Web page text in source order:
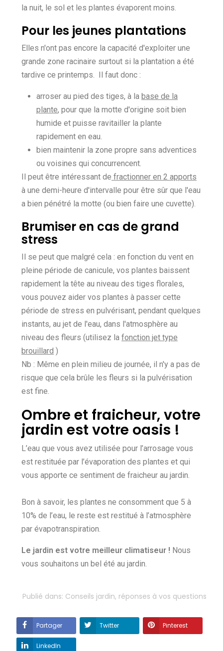
la nuit, le sol et les plantes évaporent moins.
Pour les jeunes plantations
Elles n'ont pas encore la capacité d'exploiter une
grande zone racinaire surtout si la plantation a été
tardive ce printemps. Il faut donc :
arroser au pied des tiges, à la base de la
plante, pour que la motte d'origine soit bien
humide et puisse ravitailler la plante
rapidement en eau.
bien maintenir la zone propre sans adventices
ou voisines qui concurrencent.
Il peut être intéressant de fractionner en 2 apports
à une demi-heure d'intervalle pour être sûr que l'eau
a bien pénétré la motte (ou bien faire une cuvette).
Brumiser en cas de grand
stress
Il se peut que malgré cela : en fonction du vent en
pleine période de canicule, vos plantes baissent
rapidement la tête au niveau des tiges florales,
vous pouvez aider vos plantes à passer cette
période de stress en pulvérisant, pendant quelques
instants, au jet de l'eau, dans l'atmosphère au
niveau des fleurs (utilisez la fonction jet type
brouillard )
Nb : Même en plein milieu de journée, il n'y a pas de
risque que cela brûle les fleurs si la pulvérisation
est fine.
Ombre et fraicheur, votre
jardin est votre oasis !
L’eau que vous avez utilisée pour l’arrosage vous
est restituée par l’évaporation des plantes et qui
vous apporte ce sentiment de fraicheur au jardin.
Bon à savoir, les plantes ne consomment que 5 à
10% de l’eau, le reste est restitué à l’atmosphère
par évapotranspiration.
Le jardin est votre meilleur climatiseur ! Nous
vous souhaitons un bel été au jardin.
Publié dans: Conseils jardin, réponses à vos questions
Partager Twitter Pinterest
LinkedIn